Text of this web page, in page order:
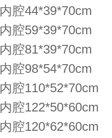
内腔44*39*70cm
内腔59*39*70cm
内腔81*39*70cm
内腔98*54*70cm
内腔110*52*70cm
内腔122*50*60cm
内腔120*62*60cm